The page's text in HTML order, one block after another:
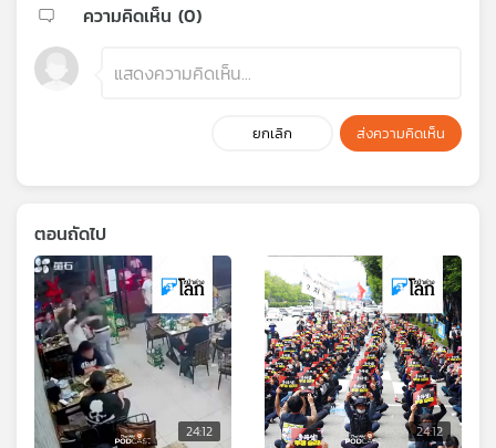
ความคิดเห็น (0)
ยกเลิก ส่งความคิดเห็น
ตอนถัดไป
24:12 24:12